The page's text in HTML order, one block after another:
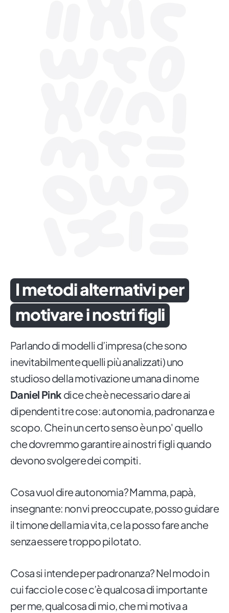
I metodi alternativi per
motivare i nostri figli
Parlando di modelli d’impresa (che sono
inevitabilmente quelli più analizzati) uno
studioso della motivazione umana di nome
Daniel Pink dice che è necessario dare ai
dipendenti tre cose: autonomia, padronanza e
scopo. Che in un certo senso è un po' quello
che dovremmo garantire ai nostri figli quando
devono svolgere dei compiti.
Cosa vuol dire autonomia? Mamma, papà,
insegnante: non vi preoccupate, posso guidare
il timone della mia vita, ce la posso fare anche
senza essere troppo pilotato.
Cosa si intende per padronanza? Nel modo in
cui faccio le cose c’è qualcosa di importante
per me, qualcosa di mio, che mi motiva a